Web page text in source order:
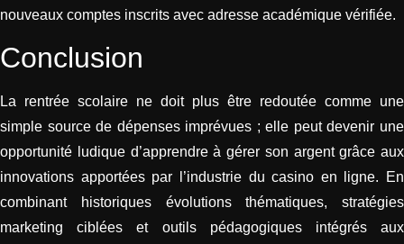
nouveaux comptes inscrits avec adresse académique vérifiée.
Conclusion
La rentrée scolaire ne doit plus être redoutée comme une
simple source de dépenses imprévues ; elle peut devenir une
opportunité ludique d’apprendre à gérer son argent grâce aux
innovations apportées par l’industrie du casino en ligne. En
combinant historiques évolutions thématiques, stratégies
marketing ciblées et outils pédagogiques intégrés aux